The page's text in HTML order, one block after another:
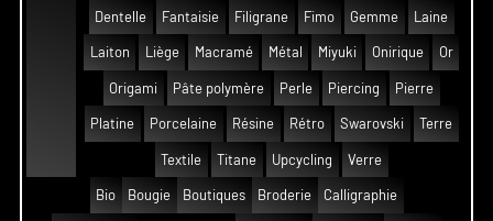
Dentelle Fantaisie Filigrane Fimo Gemme Laine
Laiton Liège Macramé Métal Miyuki Onirique Or
Origami Pâte polymère Perle Piercing Pierre
Platine Porcelaine Résine Rétro Swarovski Terre
Textile Titane Upcycling Verre
Bio Bougie Boutiques Broderie Calligraphie